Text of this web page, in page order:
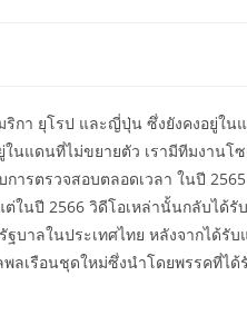
กา ยุโรป และญี่ปุ่น ซึ่งยังคงอยู่ใน
นแดนที่ไม่ขยายตัว เรามีทีมงานโ
รตรวจสอบตลอดเวลา ในปี 2565
ในปี 2566 วิดีโอเหล่านั้นกลับได้รั
บาลในประเทศไทย หลังจากได้รั
ลเรือนชุดใหม่ซึ่งนำโดยพรรคที่ไ